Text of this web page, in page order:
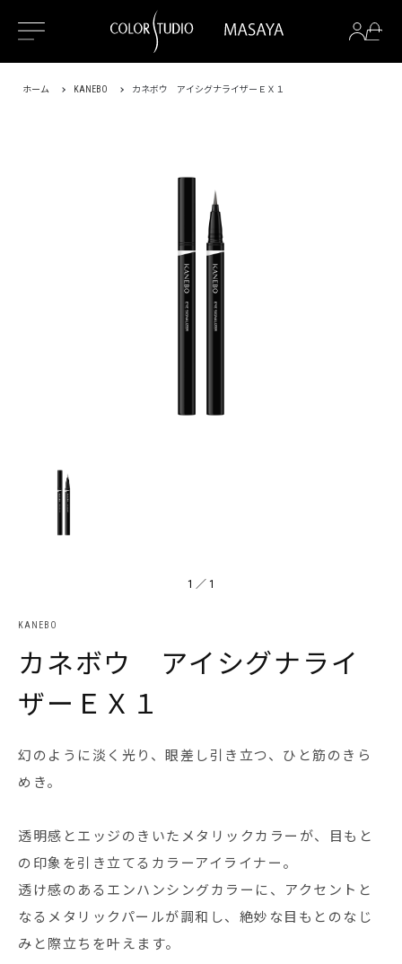
ホーム KANEBO カネボウ アイシグナライザーＥＸ１
1 ／ 1
KANEBO
カネボウ アイシグナライ
ザーＥＸ１
幻のように淡く光り、眼差し引き立つ、ひと筋のきら
めき。
透明感とエッジのきいたメタリックカラーが、目もと
の印象を引き立てるカラーアイライナー。
透け感のあるエンハンシングカラーに、アクセントと
なるメタリックパールが調和し、絶妙な目もとのなじ
みと際立ちを叶えます。